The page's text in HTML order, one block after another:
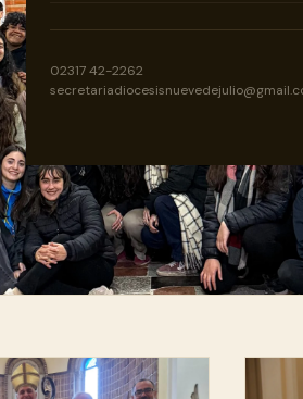
02317 42-2262